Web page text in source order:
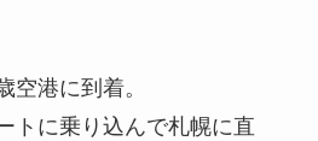
空港に到着。
トに乗り込んで札幌に直